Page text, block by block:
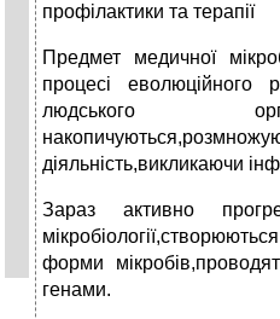
профілактики та терапії
Предмет медичної
процесі еволюційного
людського
діяльність,викликаючи
Зараз активно
форми
генами.